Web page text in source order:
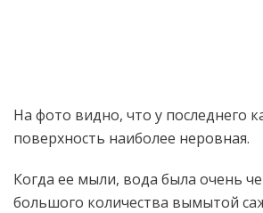
На фото видно, что у последнего
поверхность наиболее неровная.
Когда ее мыли, вода была очень
большого количества вымытой